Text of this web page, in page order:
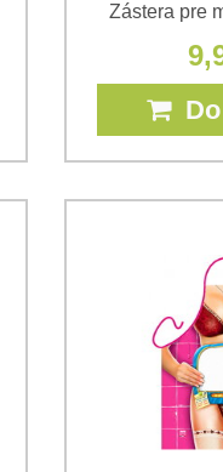
Zástera pre
Do